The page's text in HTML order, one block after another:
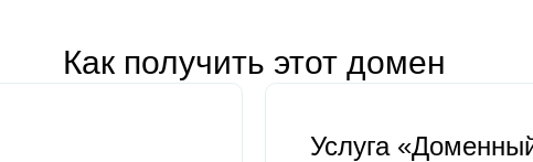
Как получить этот домен
Услуга